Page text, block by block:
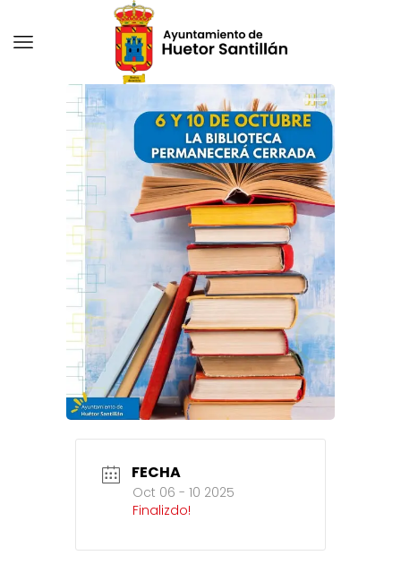
FECHA
Oct 06 - 10 2025
Finalizdo!